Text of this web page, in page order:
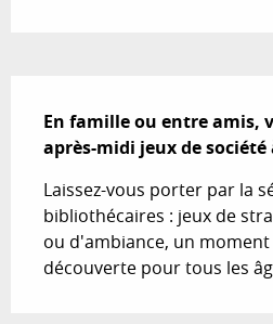
En famille ou entre amis,
après-midi jeux de
Laissez-vous porter par la
bibliothécaires : jeux de
ou d'ambiance, un
découverte pour tous les